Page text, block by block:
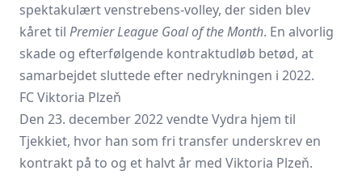
spektakulært venstrebens-volley, der siden blev
kåret til Premier League Goal of the Month. En alvorlig
skade og efterfølgende kontraktudløb betød, at
samarbejdet sluttede efter nedrykningen i 2022.
FC Viktoria Plzeň
Den 23. december 2022 vendte Vydra hjem til
Tjekkiet, hvor han som fri transfer underskrev en
kontrakt på to og et halvt år med Viktoria Plzeň.